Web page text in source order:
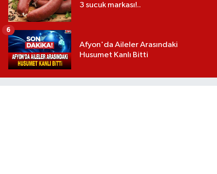
3 sucuk markası!..
Afyon'da Aileler Arasındaki
Husumet Kanlı Bitti
6